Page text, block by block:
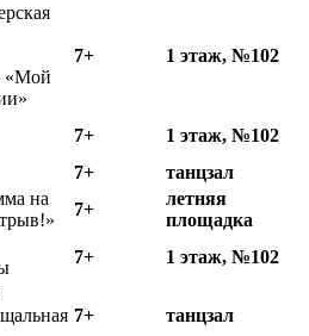
«Мой
7+ 1 этаж, №102
7+
1 этаж, №102
7+
танцзал
на
7+
летняя
площадка
7+ 1 этаж, №102
7+ танцзал